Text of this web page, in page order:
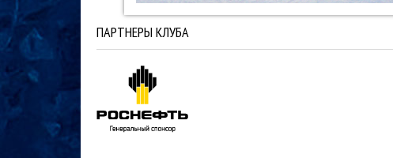
ПАРТНЕРЫ КЛУБА